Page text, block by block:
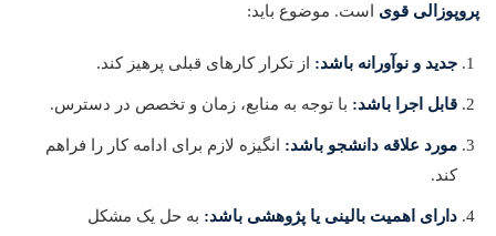
پروپوزالی قوی است. موضوع باید:
جدید و نوآورانه باشد: از تکرار کارهای قبلی پرهیز کند.
قابل اجرا باشد: با توجه به منابع، زمان و تخصص در دسترس.
مورد علاقه دانشجو باشد: انگیزه لازم برای ادامه کار را فراهم
کند.
دارای اهمیت بالینی یا پژوهشی باشد: به حل یک مشکل